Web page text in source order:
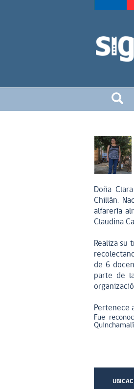
Doña
Chillán.
alfarería
Claudina
Realiza su
de 6
parte de
Pertenece
Fue